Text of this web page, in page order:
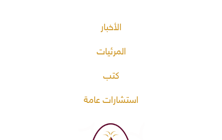
الأخبار
المرئيات
كتب
استشارات عامة